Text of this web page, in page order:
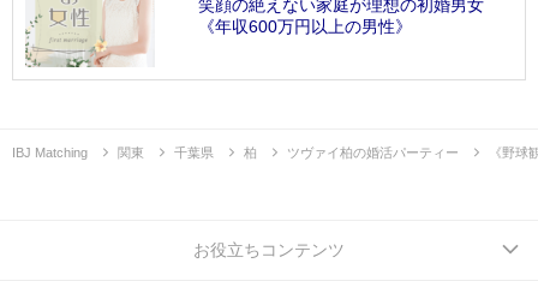
笑顔の絶えない家庭が理想の初婚男女
《年収600万円以上の男性》
IBJ Matching 関東 千葉県 柏 ツヴァイ柏の婚活パーティー 《野
お役立ちコンテンツ